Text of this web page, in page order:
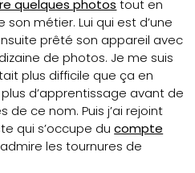
quelques photos tout en
son métier. Lui qui est d’une
prêté son appareil avec
de photos. Je me suis
plus difficile que ça en
d’apprentissage avant de
ce nom. Puis j’ai rejoint
qui s’occupe ducompte
les tournures de